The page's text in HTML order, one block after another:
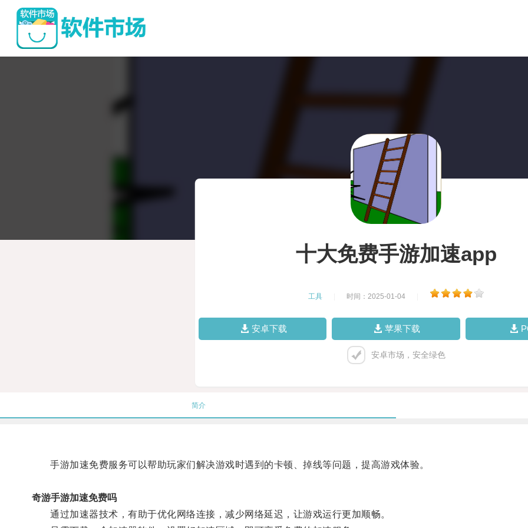
十大免费手游加速app
工具 时间：2025-01-04
安卓下载 苹果下载
安卓市场，安全绿色
简介
手游加速免费服务可以帮助玩家们解决游戏时遇到的卡顿、掉线等问题，提高游戏体验。
奇游手游加速免费吗
通过加速器技术，有助于优化网络连接，减少网络延迟，让游戏运行更加顺畅。